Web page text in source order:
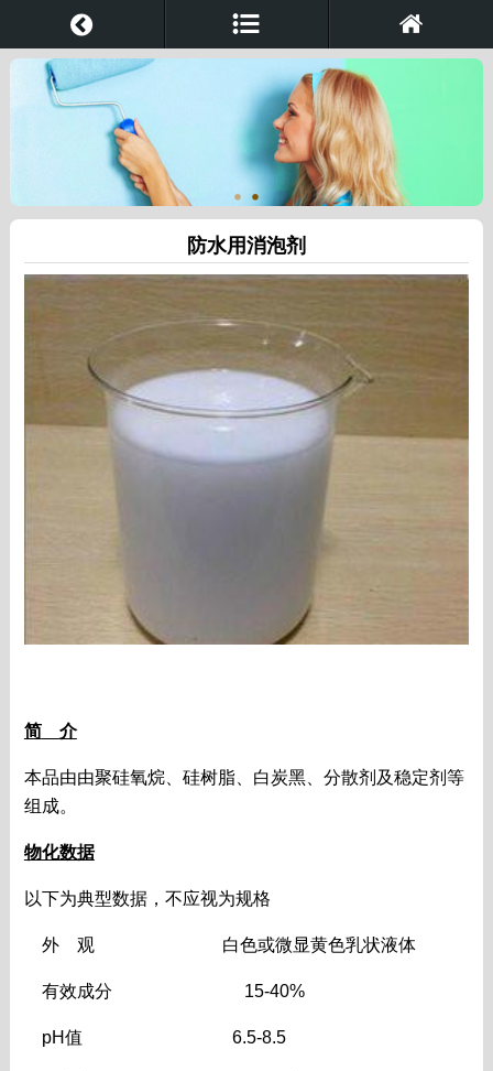
防水用消泡剂
简 介
本品由由聚硅氧烷、硅树脂、白炭黑、分散剂及稳定剂等
组成。
物化数据
以下为典型数据，不应视为规格
外 观 白色或微显黄色乳状液体
有效成分 15-40%
pH值 6.5-8.5